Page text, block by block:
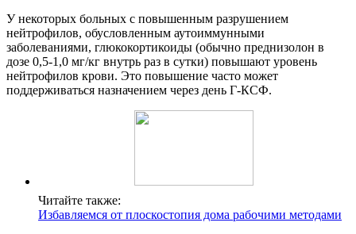
У некоторых больных с повышенным разрушением
нейтрофилов, обусловленным аутоиммунными
заболеваниями, глюкокортикоиды (обычно преднизолон в
дозе 0,5-1,0 мг/кг внутрь раз в сутки) повышают уровень
нейтрофилов крови. Это повышение часто может
поддерживаться назначением через день Г-КСФ.
Читайте также:
Избавляемся от плоскостопия дома рабочими методами